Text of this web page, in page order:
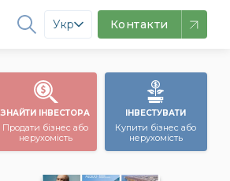
Укр Контакти
ЗНАЙТИ ІНВЕСТОРА
Продати бізнес або
нерухомість
ІНВЕСТУВАТИ
Купити бізнес або
нерухомість